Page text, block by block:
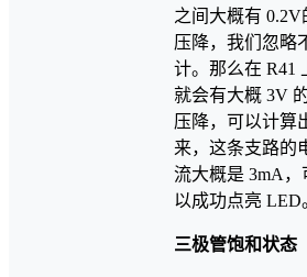
之间大概有 0.2V
压降，我们忽略
计。那么在 R41
就会有大概 3V
压降，可以计算
来，这条支路的
流大概是 3mA，
以成功点亮 LED
三极管饱和状态